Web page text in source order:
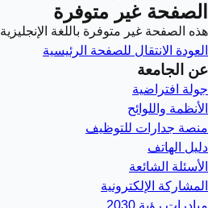
الصفحة غير متوفرة
هذه الصفحة غير متوفرة باللغة الإنجليزية
العودة الانتقال للصفحة الرئيسية
عن الجامعة
جولة افتراضية
الأنظمة واللوائح
منصة جدارات للتوظيف
دليل الهاتف
الأسئلة الشائعة
المشاركة الإلكترونية
مبادرات رؤية 2030